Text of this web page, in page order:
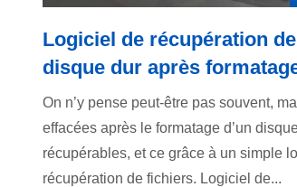
Logiciel de récupération
disque dur après
On n’y pense peut-être pas souvent,
effacées après le formatage d’un
récupérables, et ce grâce à un simple
récupération de fichiers. Logiciel de...